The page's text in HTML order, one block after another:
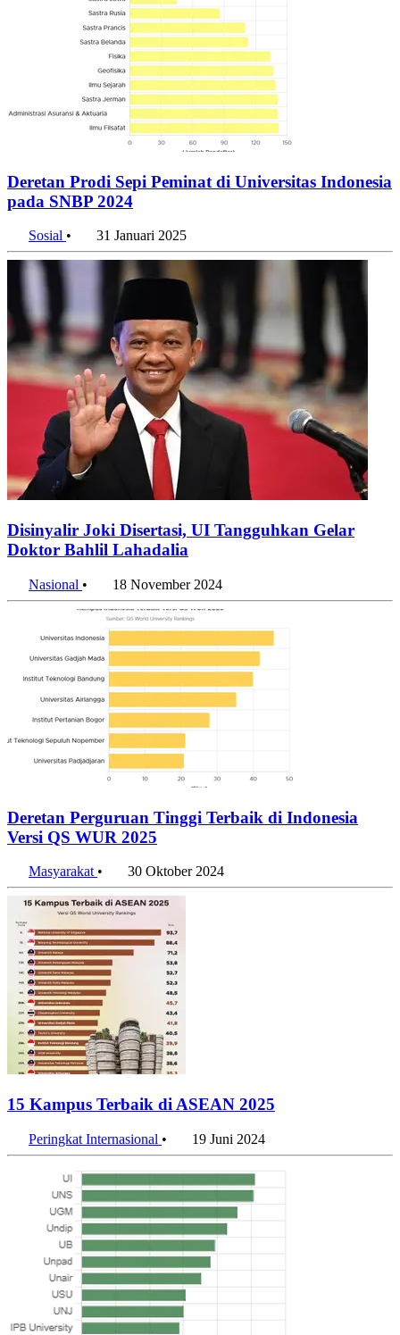
Deretan Prodi Sepi Peminat di Universitas Indonesia
pada SNBP 2024
Sosial • 31 Januari 2025
Disinyalir Joki Disertasi, UI Tangguhkan Gelar
Doktor Bahlil Lahadalia
Nasional • 18 November 2024
Deretan Perguruan Tinggi Terbaik di Indonesia
Versi QS WUR 2025
Masyarakat • 30 Oktober 2024
15 Kampus Terbaik di ASEAN 2025
Peringkat Internasional • 19 Juni 2024